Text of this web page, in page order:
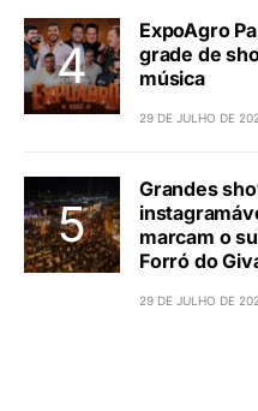
ExpoAgro
grade de
música
29 DE JULHO DE
Grandes
marcam o
Forró do
29 DE JULHO DE